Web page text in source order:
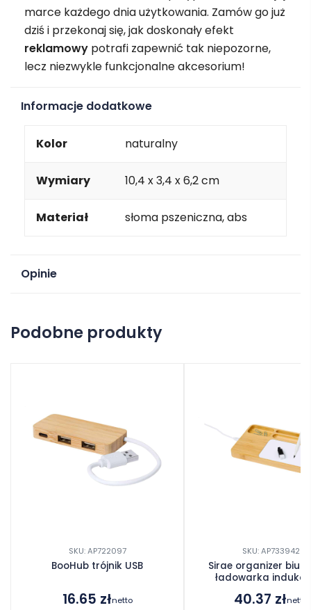
marce każdego dnia użytkowania. Zamów go już
dziś i przekonaj się, jak doskonały efekt
reklamowy potrafi zapewnić tak niepozorne,
lecz niezwykle funkcjonalne akcesorium!
Informacje dodatkowe
Kolor naturalny
Wymiary 10,4 x 3,4 x 6,2 cm
Materiał słoma pszeniczna, abs
Opinie
Podobne produkty
SKU: AP722097
BooHub trójnik USB
16.65 złnetto
SKU: AP733942
Sirae organizer
ładowarka
40.37 złnetto